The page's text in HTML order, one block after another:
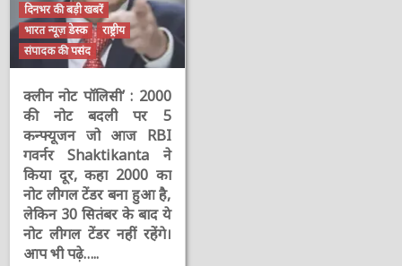
दिनभर की बड़ी खबरें
भारत न्यूज़ डेस्क
राष्ट्रीय
संपादक की पसंद
क्लीन नोट पॉलिसी’ : 2000
की नोट बदली पर 5
कन्फ्यूजन जो आज RBI
गवर्नर Shaktikanta ने
किया दूर, कहा 2000 का
नोट लीगल टेंडर बना हुआ है,
लेकिन 30 सितंबर के बाद ये
नोट लीगल टेंडर नहीं रहेंगे।
आप भी पढ़े…..